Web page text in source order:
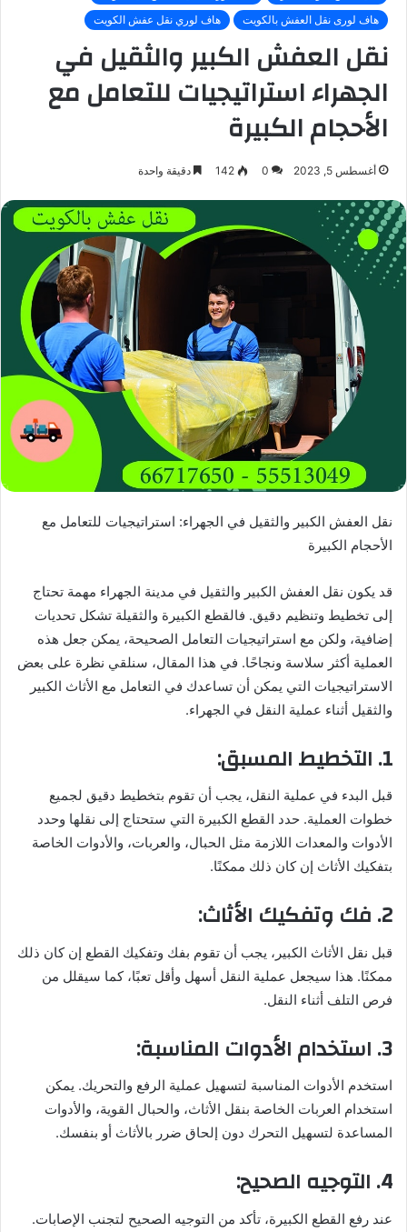
هاف لورى نقل العفش بالكويت
هاف لوري نقل عفش الكويت
نقل العفش الكبير والثقيل في
الجهراء استراتيجيات للتعامل مع
الأحجام الكبيرة
أغسطس 5, 2023 0
142 دقيقة واحدة
نقل العفش الكبير والثقيل في الجهراء: استراتيجيات للتعامل مع
الأحجام الكبيرة
قد يكون نقل العفش الكبير والثقيل في مدينة الجهراء مهمة تحتاج
إلى تخطيط وتنظيم دقيق. فالقطع الكبيرة والثقيلة تشكل تحديات
إضافية، ولكن مع استراتيجيات التعامل الصحيحة، يمكن جعل هذه
العملية أكثر سلاسة ونجاحًا. في هذا المقال، سنلقي نظرة على بعض
الاستراتيجيات التي يمكن أن تساعدك في التعامل مع الأثاث الكبير
والثقيل أثناء عملية النقل في الجهراء.
1. التخطيط المسبق:
قبل البدء في عملية النقل، يجب أن تقوم بتخطيط دقيق لجميع
خطوات العملية. حدد القطع الكبيرة التي ستحتاج إلى نقلها وحدد
الأدوات والمعدات اللازمة مثل الحبال، والعربات، والأدوات الخاصة
بتفكيك الأثاث إن كان ذلك ممكنًا.
2. فك وتفكيك الأثاث:
قبل نقل الأثاث الكبير، يجب أن تقوم بفك وتفكيك القطع إن كان ذلك
ممكنًا. هذا سيجعل عملية النقل أسهل وأقل تعبًا، كما سيقلل من
فرص التلف أثناء النقل.
3. استخدام الأدوات المناسبة:
استخدم الأدوات المناسبة لتسهيل عملية الرفع والتحريك. يمكن
استخدام العربات الخاصة بنقل الأثاث، والحبال القوية، والأدوات
المساعدة لتسهيل التحرك دون إلحاق ضرر بالأثاث أو بنفسك.
4. التوجيه الصحيح:
عند رفع القطع الكبيرة، تأكد من التوجيه الصحيح لتجنب الإصابات.